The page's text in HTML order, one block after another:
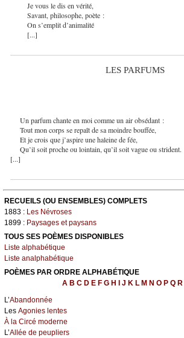
Je vous le dis en vérité,
Savant, philosophe, poète :
On s’emplit d’animalité
[...]
LES PARFUMS
Un parfum chante en moi comme un air obsédant :
Tout mon corps se repaît de sa moindre bouffée,
Et je crois que j’aspire une haleine de fée,
Qu’il soit proche ou lointain, qu’il soit vague ou strident.
[...]
RECUEILS (OU ENSEMBLES) COMPLETS
1883 : Les Névroses
1899 : Paysages et paysans
TOUS SES POÈMES DISPONIBLES
Liste alphabétique
Liste analphabétique
POÈMES PAR ORDRE ALPHABÉTIQUE
A B C D E F G H I J K L M N O P Q R
L’Abandonnée
Les Agonies lentes
À la Circé moderne
L’Allée de peupliers